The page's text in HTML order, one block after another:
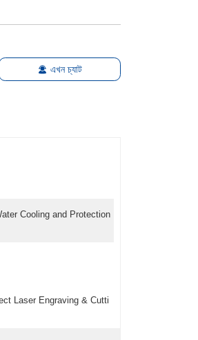
এখন চ্যাট
Cooling and Protection
Laser Engraving & Cutti